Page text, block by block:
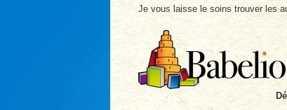
Je vous laisse le soins trouver les